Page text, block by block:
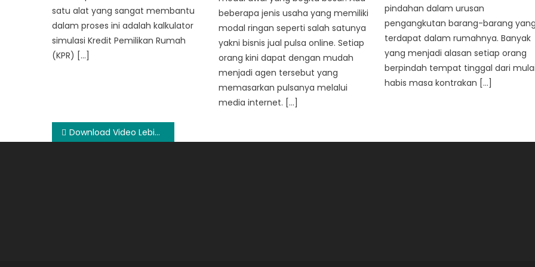
satu alat yang sangat membantu
dalam proses ini adalah kalkulator
simulasi Kredit Pemilikan Rumah
(KPR) […]
beberapa jenis usaha yang memiliki
modal ringan seperti salah satunya
yakni bisnis jual pulsa online. Setiap
orang kini dapat dengan mudah
menjadi agen tersebut yang
memasarkan pulsanya melalui
media internet. […]
pindahan dalam urusan
pengangkutan barang-barang
terdapat dalam rumahnya. Banyak
yang menjadi alasan setiap orang
berpindah tempat tinggal dari
habis masa kontrakan […]
Post
Download Video Lebih Mudah Menggunakan Website Youtube Downloader